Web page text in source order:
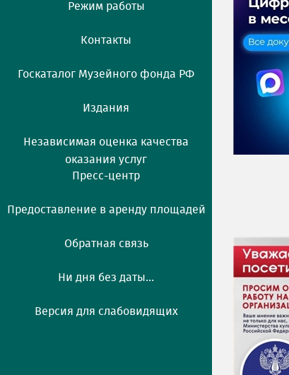
Режим работы
Контакты
Госкаталог Музейного фонда РФ
Издания
Независимая оценка качества
оказания услуг
Пресс-центр
Предоставление в аренду площадей
Обратная связь
Ни дня без даты...
Версия для слабовидящих